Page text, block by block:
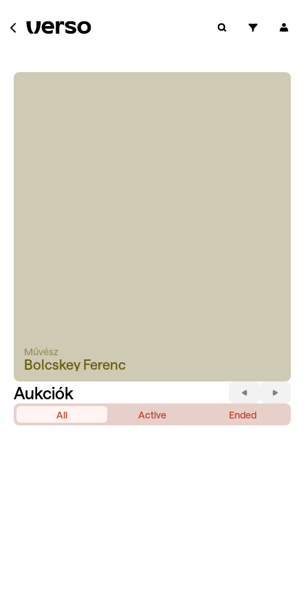
Művész
Bolcskey Ferenc
Aukciók
All Active Ended